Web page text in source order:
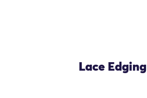
Lace Edging